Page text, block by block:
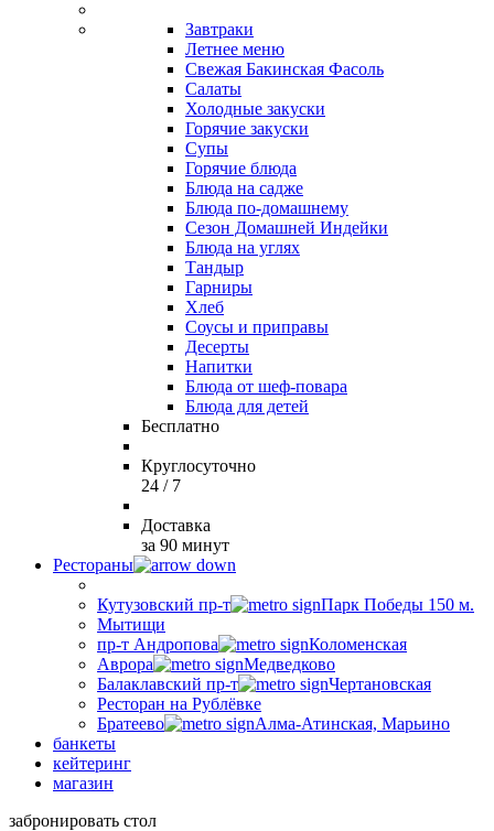
Завтраки
Летнее меню
Свежая Бакинская Фасоль
Салаты
Холодные закуски
Горячие закуски
Супы
Горячие блюда
Блюда на садже
Блюда по-домашнему
Сезон Домашней Индейки
Блюда на углях
Тандыр
Гарниры
Хлеб
Соусы и приправы
Десерты
Напитки
Блюда от шеф-повара
Блюда для детей
Бесплатно
Круглосуточно
24 / 7
Доставка
за 90 минут
Рестораны
Кутузовский пр-т
Парк Победы 150 м.
Мытищи
пр-т Андропова
Коломенская
Аврора
Медведково
Балаклавский пр-т
Чертановская
Ресторан на Рублёвке
Братеево
Алма-Атинская, Марьино
банкеты
кейтеринг
магазин
забронировать стол